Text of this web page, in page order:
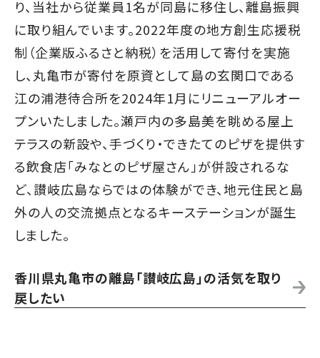
り、当社から従業員1名が同島に移住し、離島振興
に取り組んでいます。2022年度の地方創生応援税
制（企業版ふるさと納税）を活用して寄付を実施
し、丸亀市が寄付を原資として島の玄関口である
江の浦港待合所を2024年1月にリニューアルオー
プンいたしました。瀬戸内の多島美を眺める屋上
テラスの新設や、手づくり・できたてのピザを提供す
る飲食店「みなとのピザ屋さん」が併設されるな
ど、讃岐広島ならではの体験ができ、地元住民と島
外の人の交流拠点となるキーステーションが誕生
しました。
香川県丸亀市の離島「讃岐広島」の活気を取り
戻したい